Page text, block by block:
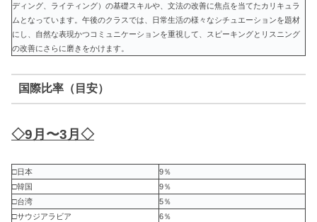
ディング、ライティング）の基礎スキルや、文法の改善に焦点を当てたカリキュラ
ムとなっています。午後のクラスでは、日常生活の様々なシチュエーションを題材
にし、自然な表現かつコミュニケーションを重視して、スピーキングとリスニング
の改善にさらに磨きをかけます。
国際比率（目安）
◇9月〜3月◇
□日本
9％
□韓国
9％
□台湾
5％
□サウジアラビア
6％